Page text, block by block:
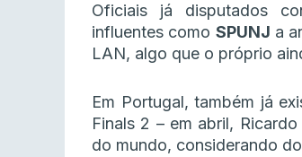
Oficiais já disputados
influentes como SPUNJ a
LAN, algo que o próprio
Em Portugal, também já
Finals 2 – em abril, Ricardo
do mundo, considerando